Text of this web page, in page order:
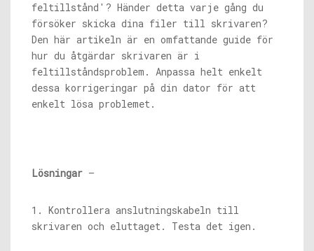
feltillstånd'? Händer detta varje gång du
försöker skicka dina filer till skrivaren?
Den här artikeln är en omfattande guide för
hur du åtgärdar skrivaren är i
feltillståndsproblem. Anpassa helt enkelt
dessa korrigeringar på din dator för att
enkelt lösa problemet.
Lösningar –
1. Kontrollera anslutningskabeln till
skrivaren och eluttaget. Testa det igen.